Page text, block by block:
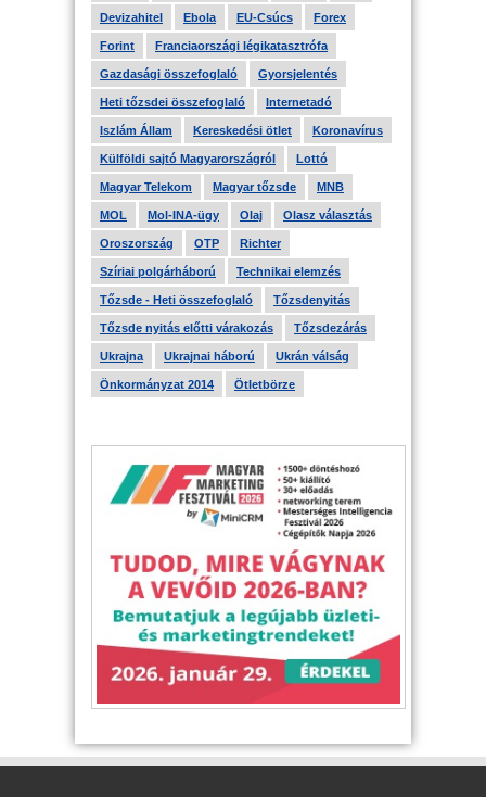
Devizahitel Ebola EU-Csúcs Forex
Forint Franciaországi légikatasztrófa
Gazdasági összefoglaló Gyorsjelentés
Heti tőzsdei összefoglaló Internetadó
Iszlám Állam Kereskedési ötlet Koronavírus
Külföldi sajtó Magyarországról Lottó
Magyar Telekom Magyar tőzsde MNB
MOL Mol-INA-ügy Olaj Olasz választás
Oroszország OTP Richter
Szíriai polgárháború Technikai elemzés
Tőzsde - Heti összefoglaló Tőzsdenyitás
Tőzsde nyitás előtti várakozás Tőzsdezárás
Ukrajna Ukrajnai háború Ukrán válság
Önkormányzat 2014 Ötletbörze